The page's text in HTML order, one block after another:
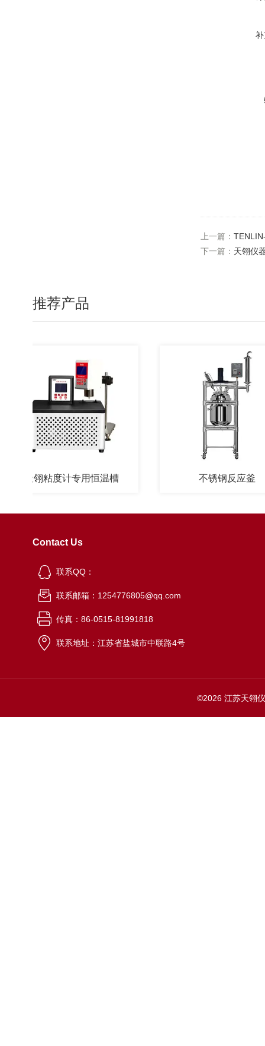
上一篇：
下一篇： 天翎仪
推荐产品
翎粘度计专用恒温槽 不锈钢反应釜
Contact Us
联系QQ：
联系邮箱：1254776805@qq.com
传真：86-0515-81991818
联系地址：江苏省盐城市中联路4号
©2026 江苏天翎